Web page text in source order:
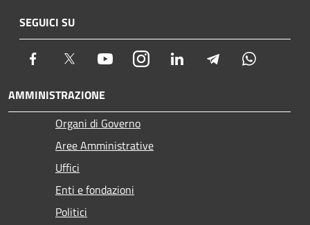
SEGUICI SU
Facebook Twitter YoutubeInstagram LinkedIn Telegram
AMMINISTRAZIONE
Organi di Governo
Aree Amministrative
Uffici
Enti e fondazioni
Politici